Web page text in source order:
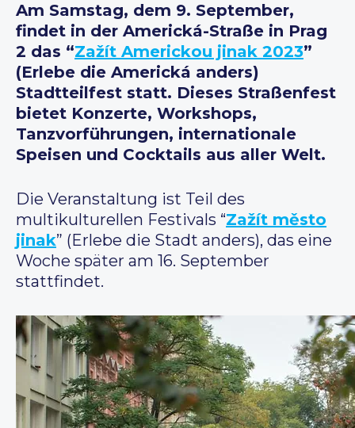
Am Samstag, dem 9. September,
findet in der Americká-Straße in Prag
2 das “Zažít Americkou jinak 2023”
(Erlebe die Americká anders)
Stadtteilfest statt. Dieses Straßenfest
bietet Konzerte, Workshops,
Tanzvorführungen, internationale
Speisen und Cocktails aus aller Welt.
Die Veranstaltung ist Teil des
multikulturellen Festivals “Zažít město
jinak” (Erlebe die Stadt anders), das eine
Woche später am 16. September
stattfindet.